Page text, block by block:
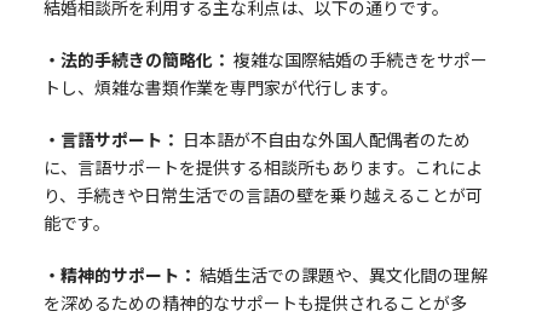
結婚相談所を利用する主な利点は、以下の通りです。
・法的手続きの簡略化： 複雑な国際結婚の手続きをサポー
トし、煩雑な書類作業を専門家が代行します。
・言語サポート： 日本語が不自由な外国人配偶者のため
に、言語サポートを提供する相談所もあります。これによ
り、手続きや日常生活での言語の壁を乗り越えることが可
能です。
・精神的サポート： 結婚生活での課題や、異文化間の理解
を深めるための精神的なサポートも提供されることが多